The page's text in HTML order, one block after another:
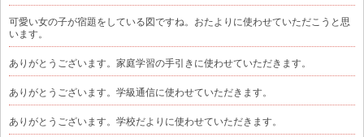
可愛い女の子が宿題をしている図ですね。おたよりに使わせていただこうと思
います。
ありがとうございます。家庭学習の手引きに使わせていただきます。
ありがとうございます。学級通信に使わせていただきます。
ありがとうございます。学校だよりに使わせていただきます。